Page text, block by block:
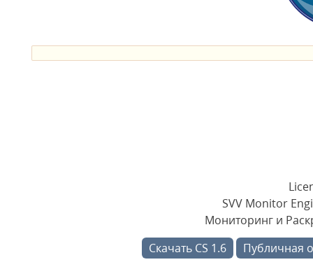
SVV Monitor
Мониторинг и
Скачать CS 1.6
Публичная